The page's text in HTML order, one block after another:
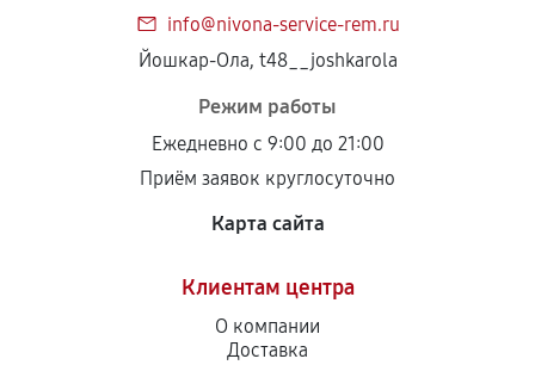
info@nivona-service-rem.ru
Йошкар-Ола, t48__joshkarola
Режим работы
Ежедневно с 9:00 до 21:00
Приём заявок круглосуточно
Карта сайта
Клиентам центра
О компании
Доставка